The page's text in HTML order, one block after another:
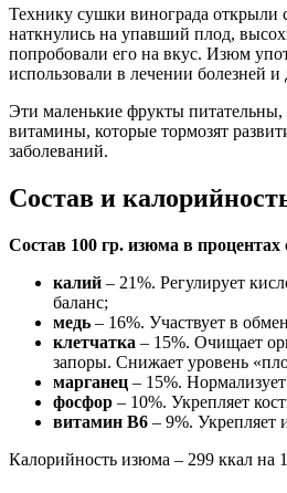
Технику сушки винограда
наткнулись на упавший плод,
попробовали его на вкус. Изюм
использовали в лечении болезней
Эти маленькие фрукты питательны,
витамины, которые тормозят
заболеваний.
Состав и
Состав 100 гр. изюма в
калий – 21%. Регулирует
баланс;
медь – 16%. Участвует в
клетчатка – 15%. Очищает
запоры. Снижает уровень
марганец – 15%.
фосфор – 10%. Укрепляет
витамин В6 – 9%. Укрепляет
Калорийность изюма – 299 ккал на